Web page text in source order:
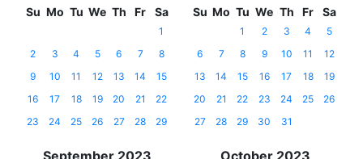
Su Mo Tu We Th Fr Sa
1
2
3 4 5 6 7
8
9
10 11 12 13 14
15
16
17 18 19 20 21
22
23
24 25 26 27 28 29
Su Mo Tu We Th Fr Sa
1 2 3 4
5
6
7 8 9 10 11
12
13
14 15 16 17 18
19
20
21 22 23 24 25
26
27
28 29 30 31
September 2023 October 2023